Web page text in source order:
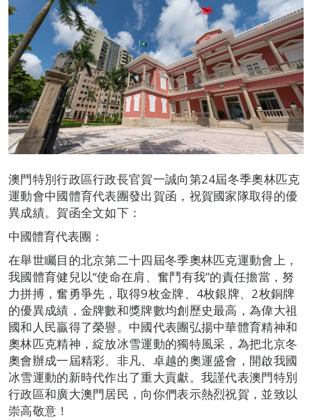
澳門特別行政區行政長官賀一誠向第24屆冬季奧林匹克
運動會中國體育代表團發出賀函，祝賀國家隊取得的優
異成績。賀函全文如下：
中國體育代表團：
在舉世矚目的北京第二十四屆冬季奧林匹克運動會上，
我國體育健兒以“使命在肩、奮鬥有我”的責任擔當，努
力拼搏，奮勇爭先，取得9枚金牌、4枚銀牌、2枚銅牌
的優異成績，金牌數和獎牌數均創歷史最高，為偉大祖
國和人民贏得了榮譽。中國代表團弘揚中華體育精神和
奧林匹克精神，綻放冰雪運動的獨特風采，為把北京冬
奧會辦成一屆精彩、非凡、卓越的奧運盛會，開啟我國
冰雪運動的新時代作出了重大貢獻。我謹代表澳門特別
行政區和廣大澳門居民，向你們表示熱烈祝賀，並致以
崇高敬意！